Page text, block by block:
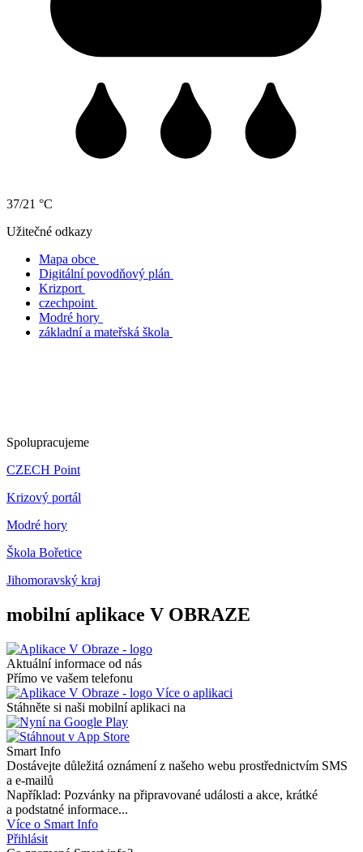
37/21 °C
Užitečné odkazy
Mapa obce
Digitální povodňový plán
Krizport
czechpoint
Modré hory
základní a mateřská škola
Spolupracujeme
CZECH Point
Krizový portál
Modré hory
Škola Bořetice
Jihomoravský kraj
mobilní aplikace V OBRAZE
Aktuální informace od nás
Přímo ve vašem telefonu
Více o aplikaci
Stáhněte si naši mobilní aplikaci na
Smart Info
Dostávejte důležitá oznámení z našeho webu prostřednictvím SMS
a e-mailů
Například: Pozvánky na připravované události a akce, krátké
a podstatné informace...
Více o Smart Info
Přihlásit